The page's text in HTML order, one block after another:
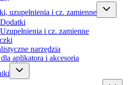
uzupełnienia i cz. zamienne
Dodatki
Uzupełnienia i cz. zamienne
narzędzia
aplikatora i akcesoria